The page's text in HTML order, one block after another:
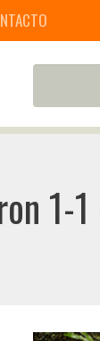
1-